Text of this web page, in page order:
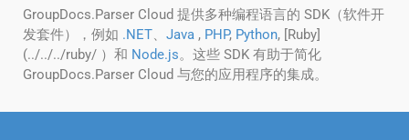
GroupDocs.Parser Cloud 提供多种编程语言的 SDK（软件开
发套件），例如 .NET、 Java , PHP, Python, [Ruby]
(../../../ruby/ ）和 Node.js。这些 SDK 有助于简化
GroupDocs.Parser Cloud 与您的应用程序的集成。